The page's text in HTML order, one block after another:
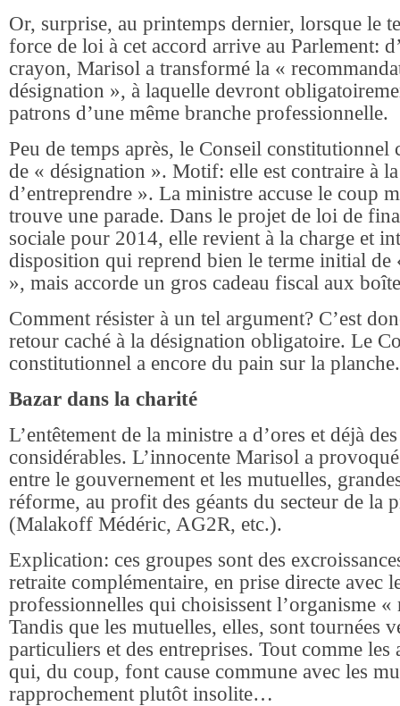
Or, surprise, au printemps dernier, lorsque le
force de loi à cet accord arrive au Parlement:
crayon, Marisol a transformé la «
désignation », à laquelle devront
patrons d’une même branche professionnelle.
Peu de temps après, le Conseil constitutionnel
de « désignation ». Motif: elle est contraire à
d’entreprendre ». La ministre accuse le coup
trouve une parade. Dans le projet de loi de
sociale pour 2014, elle revient à la charge et
disposition qui reprend bien le terme initial de
», mais accorde un gros cadeau fiscal aux
Comment résister à un tel argument? C’est
retour caché à la désignation obligatoire. Le
constitutionnel a encore du pain sur la planche.
Bazar dans la charité
L’entêtement de la ministre a d’ores et déjà
considérables. L’innocente Marisol a
entre le gouvernement et les mutuelles,
réforme, au profit des géants du secteur de la
(Malakoff Médéric, AG2R, etc.).
Explication: ces groupes sont des
retraite complémentaire, en prise directe avec
professionnelles qui choisissent l’organisme «
Tandis que les mutuelles, elles, sont tournées
particuliers et des entreprises. Tout comme les
qui, du coup, font cause commune avec les
rapprochement plutôt insolite…